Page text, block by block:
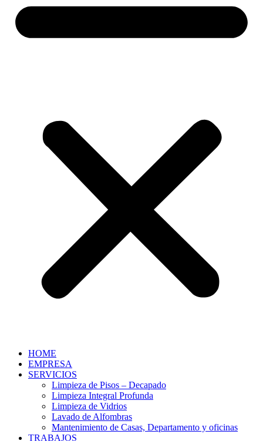
HOME
EMPRESA
SERVICIOS
Limpieza de Pisos – Decapado
Limpieza Integral Profunda
Limpieza de Vidrios
Lavado de Alfombras
Mantenimiento de Casas, Departamento y oficinas
TRABAJOS